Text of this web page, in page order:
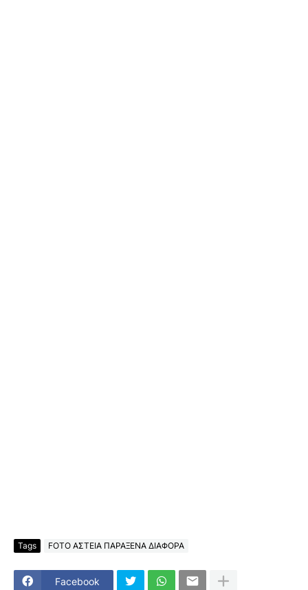
Tags FOTO ΑΣΤΕΙΑ ΠΑΡΑΞΕΝΑ ΔΙΑΦΟΡΑ
Facebook